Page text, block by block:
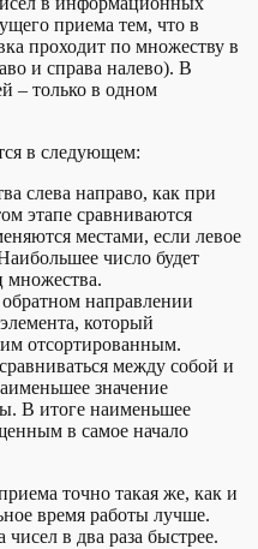
приема тем, что в
проходит по множеству в
и справа налево). В
– только в одном
в следующем:
слева направо, как при
этапе сравниваются
местами, если левое
число будет
множества.
направлении
который
отсортированным.
между собой и
значение
В итоге наименьшее
в самое начало
точно такая же, как и
время работы лучше.
чисел в два раза быстрее.